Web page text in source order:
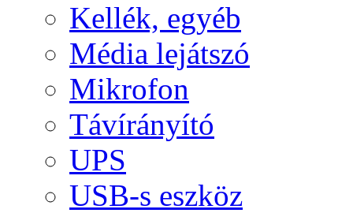
Kellék, egyéb
Média lejátszó
Mikrofon
Távírányító
UPS
USB-s eszköz